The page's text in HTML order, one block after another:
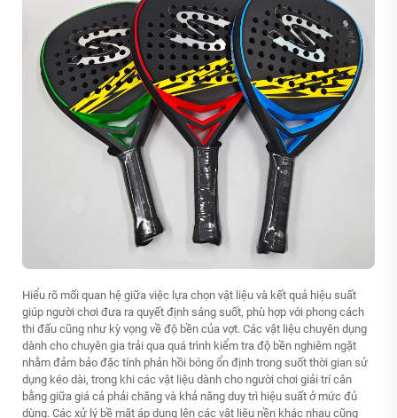
Hiểu rõ mối quan hệ giữa việc lựa chọn vật liệu và kết quả hiệu suất
giúp người chơi đưa ra quyết định sáng suốt, phù hợp với phong cách
thi đấu cũng như kỳ vọng về độ bền của vợt. Các vật liệu chuyên dụng
dành cho chuyên gia trải qua quá trình kiểm tra độ bền nghiêm ngặt
nhằm đảm bảo đặc tính phản hồi bóng ổn định trong suốt thời gian sử
dụng kéo dài, trong khi các vật liệu dành cho người chơi giải trí cân
bằng giữa giá cả phải chăng và khả năng duy trì hiệu suất ở mức đủ
dùng. Các xử lý bề mặt áp dụng lên các vật liệu nền khác nhau cũng